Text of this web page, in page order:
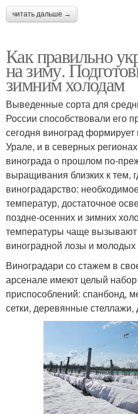
читать дальше →
Как правильно
на зиму.
зимним холодам
Выведенные сорта для
России способствовали его
сегодня виноград
Урале, и в северных
винограда о прошлом по-
выращивания близких к тем,
виноградарство:
температур, достаточное
поздне-осенних и зимних
температуры чаще
виноградной лозы и
Виноградари со стажем в
арсенале имеют целый
приспособлений: спанбонд,
сетки, деревянные стеллажи,